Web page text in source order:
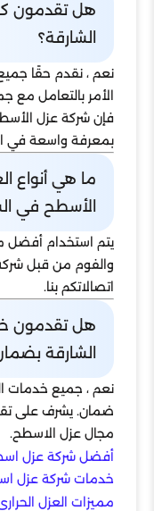
هل تقدمون
الشارقة؟
نعم ، نقدم حقًا
الأمر بالتعامل مع
فإن شركة عزل
بمعرفة واسعة في
ما هي أنواع
الأسطح في
يتم استخدام أفضل
والفوم من قبل
اتصالاتكم بنا.
هل تقدمون
الشارقة
نعم ، جميع خدمات
ضمان. يشرف على
مجال عزل الاسطح.
أفضل شركة عزل
خدمات شركة عزل
مميزات العزل